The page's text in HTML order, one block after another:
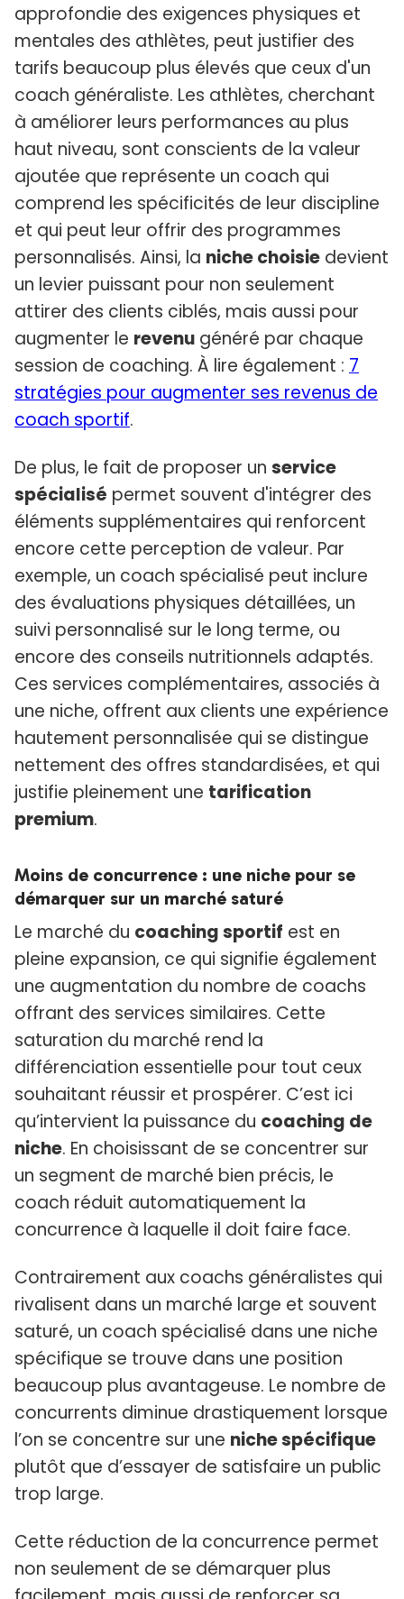
approfondie des exigences physiques et
mentales des athlètes, peut justifier des
tarifs beaucoup plus élevés que ceux d'un
coach généraliste. Les athlètes, cherchant
à améliorer leurs performances au plus
haut niveau, sont conscients de la valeur
ajoutée que représente un coach qui
comprend les spécificités de leur discipline
et qui peut leur offrir des programmes
personnalisés. Ainsi, la niche choisie devient
un levier puissant pour non seulement
attirer des clients ciblés, mais aussi pour
augmenter le revenu généré par chaque
session de coaching. À lire également : 7
stratégies pour augmenter ses revenus de
coach sportif.
De plus, le fait de proposer un service
spécialisé permet souvent d'intégrer des
éléments supplémentaires qui renforcent
encore cette perception de valeur. Par
exemple, un coach spécialisé peut inclure
des évaluations physiques détaillées, un
suivi personnalisé sur le long terme, ou
encore des conseils nutritionnels adaptés.
Ces services complémentaires, associés à
une niche, offrent aux clients une expérience
hautement personnalisée qui se distingue
nettement des offres standardisées, et qui
justifie pleinement une tarification
premium.
Moins de concurrence : une niche pour se
démarquer sur un marché saturé
Le marché du coaching sportif est en
pleine expansion, ce qui signifie également
une augmentation du nombre de coachs
offrant des services similaires. Cette
saturation du marché rend la
différenciation essentielle pour tout ceux
souhaitant réussir et prospérer. C’est ici
qu’intervient la puissance du coaching de
niche. En choisissant de se concentrer sur
un segment de marché bien précis, le
coach réduit automatiquement la
concurrence à laquelle il doit faire face.
Contrairement aux coachs généralistes qui
rivalisent dans un marché large et souvent
saturé, un coach spécialisé dans une niche
spécifique se trouve dans une position
beaucoup plus avantageuse. Le nombre de
concurrents diminue drastiquement lorsque
l’on se concentre sur une niche spécifique
plutôt que d’essayer de satisfaire un public
trop large.
Cette réduction de la concurrence permet
non seulement de se démarquer plus